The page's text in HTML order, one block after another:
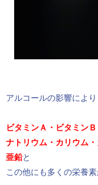
アルコールの影響により
ビタミンＡ・ビタミン
ナトリウム・カリウム
亜鉛と
この他にも多くの栄養素